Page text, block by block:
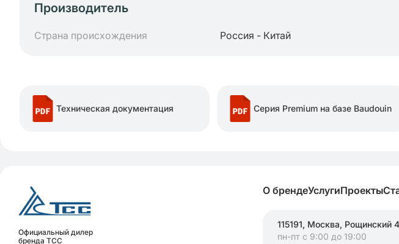
Производитель
Страна происхождения Россия - Китай
Техническая документация Серия Premium на базе Baudouin
Официальный дилер
бренда ТСС
О брендеУслугиПроекты
115191, Москва, Рощинский
пн-пт с 9:00 до 19:00